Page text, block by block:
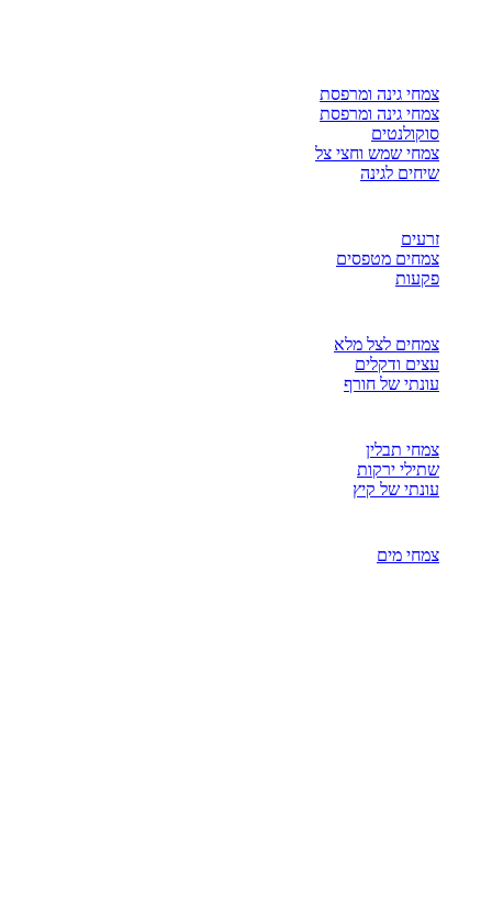
צמחי גינה ומרפסת
צמחי גינה ומרפסת
סוקולנטים
צמחי שמש וחצי צל
שיחים לגינה
זרעים
צמחים מטפסים
פקעות
צמחים לצל מלא
עצים ודקלים
עונתי של חורף
צמחי תבלין
שתילי ירקות
עונתי של קיץ
צמחי מים